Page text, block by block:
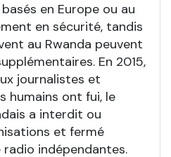
en Europe ou au
en sécurité, tandis
au Rwanda peuvent
En 2015,
journalistes et
humains ont fui, le
a interdit ou
et fermé
indépendantes.